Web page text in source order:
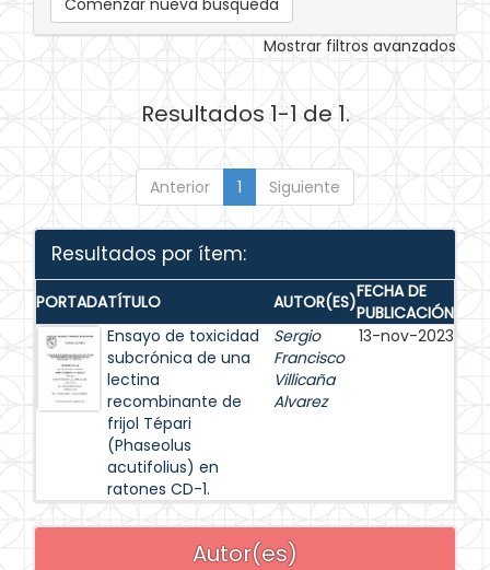
Comenzar nueva busqueda
Mostrar filtros avanzados
Resultados 1-1 de 1.
Anterior 1 Siguiente
Resultados por ítem:
PORTADATÍTULO AUTOR(ES)FECHA DE
PUBLICACIÓN
Ensayo de toxicidad
subcrónica de una
lectina
recombinante de
frijol Tépari
(Phaseolus
acutifolius) en
ratones CD-1.
Sergio
Francisco
Villicaña
Alvarez
13-nov-2023
Autor(es)